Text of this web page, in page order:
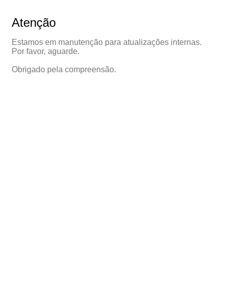
Atenção
Estamos em manutenção para atualizações internas.
Por favor, aguarde.
Obrigado pela compreensão.